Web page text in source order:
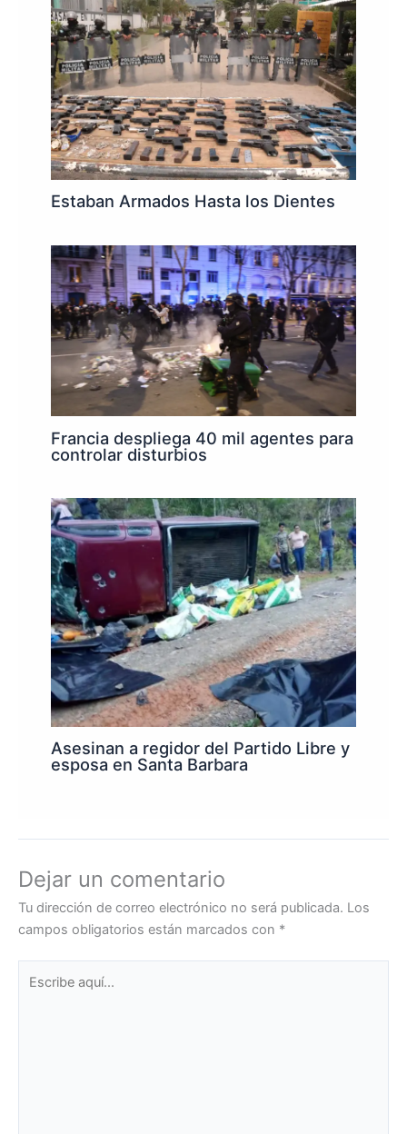
Estaban Armados Hasta los Dientes
Francia despliega 40 mil agentes para
controlar disturbios
Asesinan a regidor del Partido Libre y
esposa en Santa Barbara
Dejar un comentario
Tu dirección de correo electrónico no será publicada. Los
campos obligatorios están marcados con *
aquí...